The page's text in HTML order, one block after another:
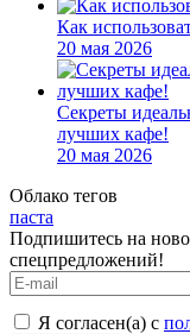
Как
20 мая 2026
Секреты
лучших кафе!
20 мая 2026
Облако тегов
паста
Подпишитесь на
спецпредложений!
Я согласен(а) с